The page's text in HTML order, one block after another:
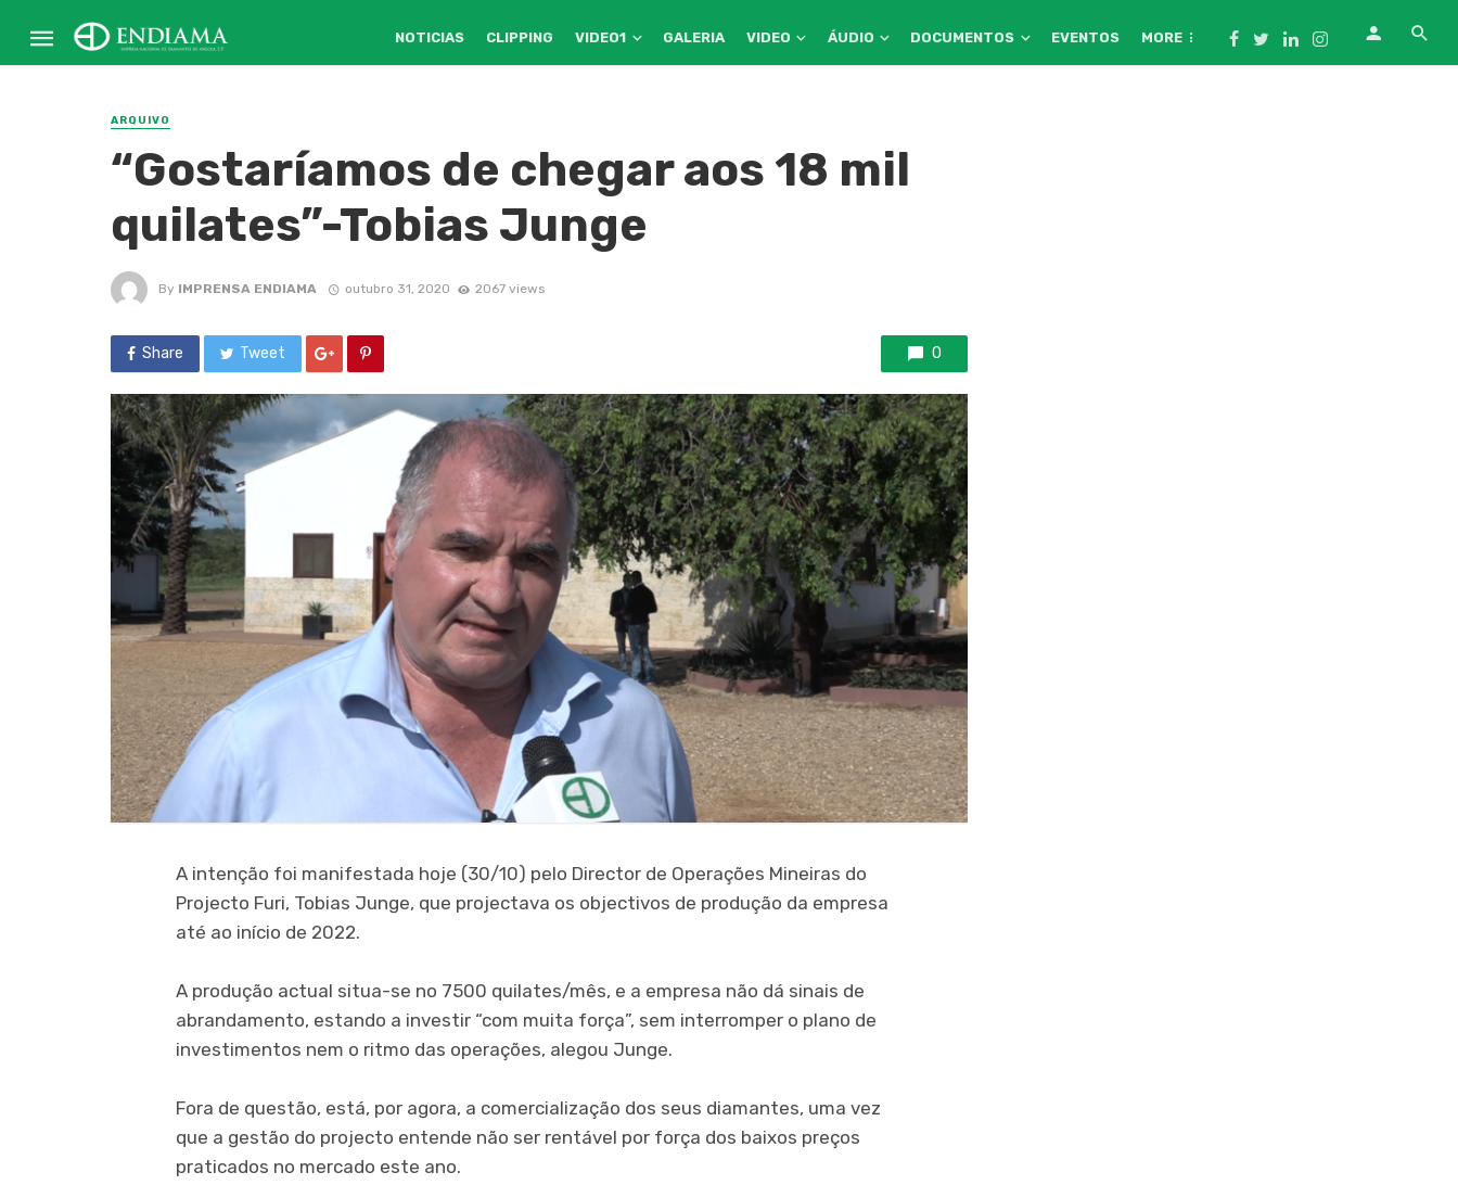
NOTICIAS CLIPPING VIDEO1 GALERIA VIDEO ÁUDIO DOCUMENTOS EVENTOS MORE
ARQUIVO
“Gostaríamos de chegar aos 18 mil
quilates”-Tobias Junge
By IMPRENSA ENDIAMA outubro 31, 2020 2067 views
Share Tweet 0
A intenção foi manifestada hoje (30/10) pelo Director de Operações Mineiras do
Projecto Furi, Tobias Junge, que projectava os objectivos de produção da empresa
até ao início de 2022.
A produção actual situa-se no 7500 quilates/mês, e a empresa não dá sinais de
abrandamento, estando a investir “com muita força”, sem interromper o plano de
investimentos nem o ritmo das operações, alegou Junge.
Fora de questão, está, por agora, a comercialização dos seus diamantes, uma vez
que a gestão do projecto entende não ser rentável por força dos baixos preços
praticados no mercado este ano.